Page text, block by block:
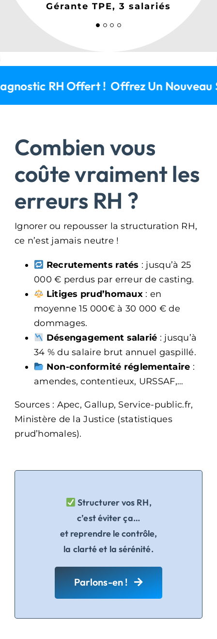
Gérante TPE, 3 salariés
Offrez Un
Diagnostic RH Offert !
Combien vous
coûte vraiment les
erreurs RH ?
Ignorer ou repousser la structuration RH,
ce n’est jamais neutre !
Recrutements ratés : jusqu’à 25
000 € perdus par erreur de casting.
Litiges prud’homaux: en
moyenne 15 000€ à 30 000 € de
dommages.
Désengagement salarié : jusqu’à
34 % du salaire brut annuel gaspillé.
Non-conformité réglementaire :
amendes, contentieux, URSSAF,…
Sources : Apec, Gallup, Service-public.fr,
Ministère de la Justice (statistiques
prud’homales).
Structurer vos RH,
c’est éviter ça…
et reprendre le contrôle,
la clarté et la sérénité.
Parlons-en !